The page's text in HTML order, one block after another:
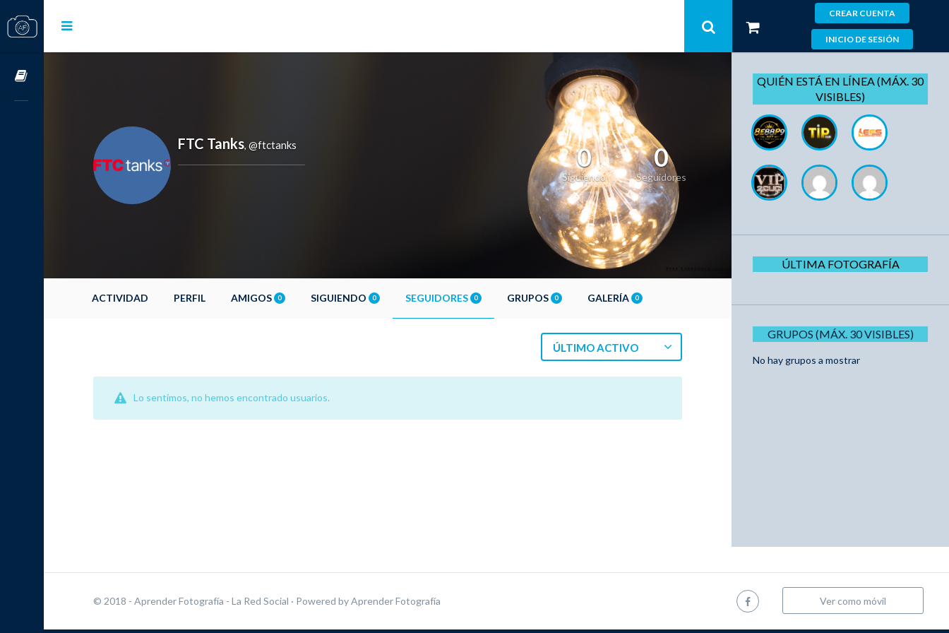
CREAR CUENTA
INICIO DE SESIÓN
FTC Tanks, @ftctanks 0
Siguiendo
0
Seguidores
ACTIVIDAD PERFIL AMIGOS 0 SIGUIENDO 0 SEGUIDORES 0 GRUPOS 0 GALERÍA 0
ÚLTIMO ACTIVO
Lo sentimos, no hemos encontrado usuarios.
QUIÉN ESTÁ EN LÍNEA (MÁX. 30
VISIBLES)
ÚLTIMA FOTOGRAFÍA
GRUPOS (MÁX. 30 VISIBLES)
No hay grupos a mostrar
© 2018 - Aprender Fotografía - La Red Social · Powered byAprender Fotografía